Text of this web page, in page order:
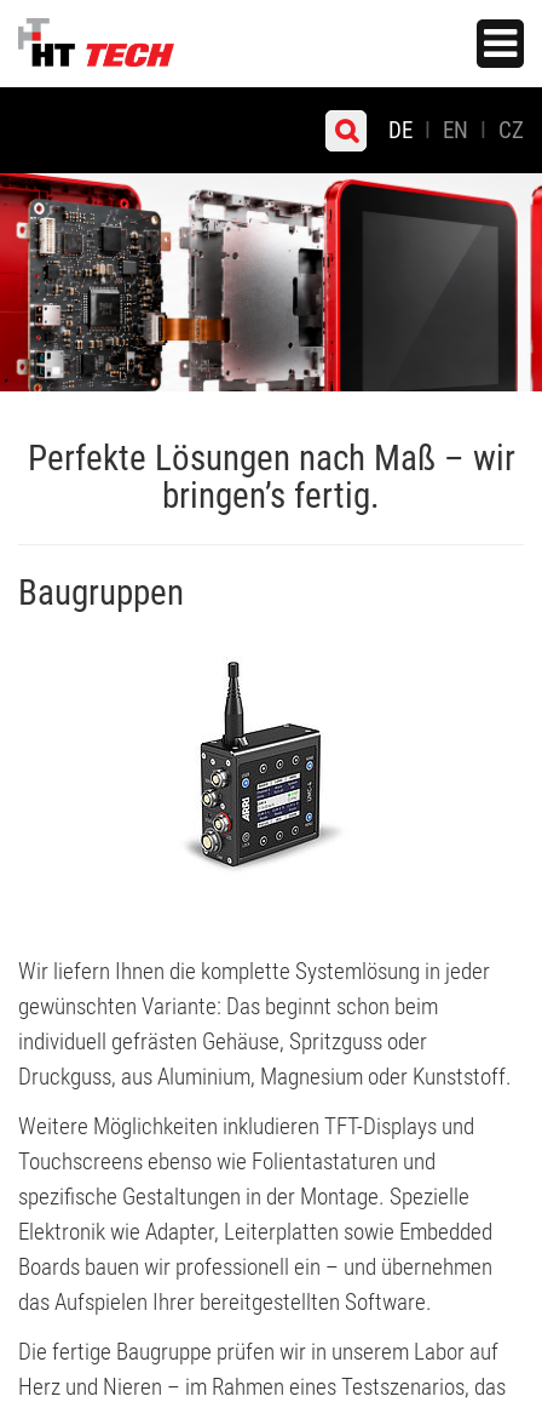
Zum
Hauptinhalt
springen
Toggle
DE EN CZ
Perfekte Lösungen nach Maß – wir
bringen’s fertig.
Baugruppen
Wir liefern Ihnen die komplette Systemlösung in jeder
gewünschten Variante: Das beginnt schon beim
individuell gefrästen Gehäuse, Spritzguss oder
Druckguss, aus Aluminium, Magnesium oder Kunststoff.
Weitere Möglichkeiten inkludieren TFT-Displays und
Touchscreens ebenso wie Folientastaturen und
spezifische Gestaltungen in der Montage. Spezielle
Elektronik wie Adapter, Leiterplatten sowie Embedded
Boards bauen wir professionell ein – und übernehmen
das Aufspielen Ihrer bereitgestellten Software.
Die fertige Baugruppe prüfen wir in unserem Labor auf
Herz und Nieren – im Rahmen eines Testszenarios, das